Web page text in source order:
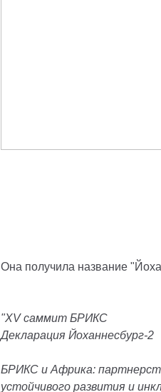
Она получила название
"XV саммит БРИКС
Декларация Йоханнесбург-2
БРИКС и Африка:
устойчивого развития и